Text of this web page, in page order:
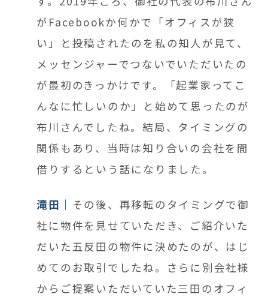
がFacebookか何かで「オフィスが狭
い」と投稿されたのを私の知人が見て、
メッセンジャーでつないでいただいたの
が最初のきっかけです。「起業家ってこ
んなに忙しいのか」と始めて思ったのが
布川さんでしたね。結局、タイミングの
関係もあり、当時は知り合いの会社を間
借りするという話になりました。
滝田 その後、再移転の タイミングで御
社に物件を見せていただき、ご紹介いた
だいた五反田の物件に決めたのが、はじ
めてのお取引でしたね。さらに別会社様
からご提案いただいていた三田のオフィ